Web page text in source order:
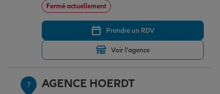
Fermé actuellement
Prendre un RDV
Voir l'agence
7 AGENCE HOERDT